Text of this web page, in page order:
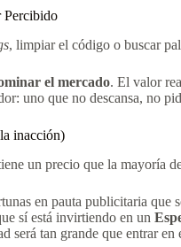
Percibido
, limpiar el código o buscar
el mercado. El valor
uno que no descansa, no
inacción)
un precio que la mayoría
en pauta publicitaria que
sí está invirtiendo en un
será tan grande que entrar